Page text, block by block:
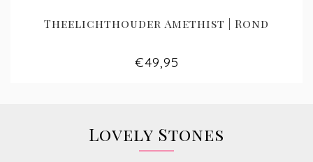
Theelichthouder Amethist | Rond
€49,95
Lovely Stones